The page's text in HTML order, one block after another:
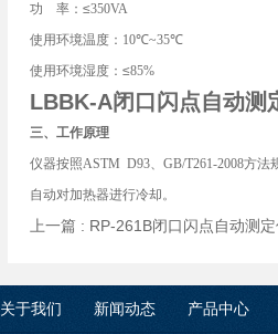
功
率：≤350VA
使用环境温度： 10℃~35℃
使用环境湿度：≤85%
LBBK-A闭口闪点自动测
三、工作原理
仪器按照ASTM D93、 GB/T261-2008方法
自动对加热器进行冷却。
上一篇 : RP-261B闭口闪点自动测
关于我们 新闻动态 产品中心